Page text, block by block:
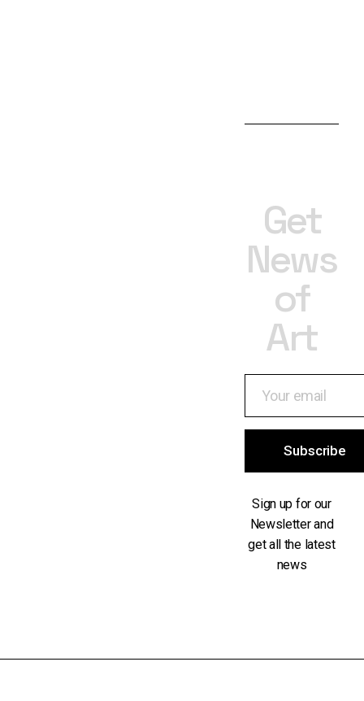
Get
News
of
Art
Subscribe
Sign up for our
Newsletter and
get all the latest
news